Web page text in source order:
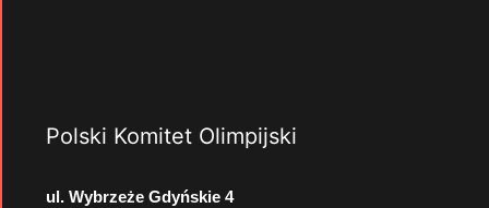
Polski Komitet Olimpijski
ul. Wybrzeże Gdyńskie 4